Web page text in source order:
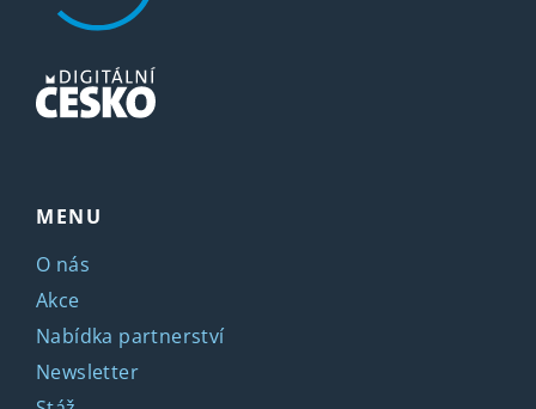
MENU
O nás
Akce
Nabídka partnerství
Newsletter